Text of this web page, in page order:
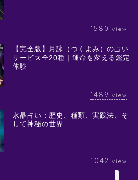
1580 view
【完全版】月詠（つくよみ）の占い
サービス全20種｜運命を変える鑑定
体験
1489 view
水晶占い：歴史、種類、実践法、そ
して神秘の世界
1042 view